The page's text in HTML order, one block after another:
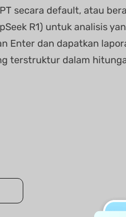
secara default, atau
R1) untuk analisis
Enter dan dapatkan
terstruktur dalam